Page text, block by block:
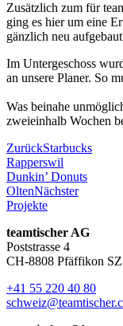
Zusätzlich zum für
ging es hier um eine
gänzlich neu
Im Untergeschoss
an unsere Planer. So
Was beinahe
zweieinhalb Wochen
ZurückStarbucks
Rapperswil
Dunkin’ Donuts
OltenNächster
Projekte
teamtischer AG
Poststrasse 4
CH-8808 Pfäffikon SZ
+41 55 220 40 80